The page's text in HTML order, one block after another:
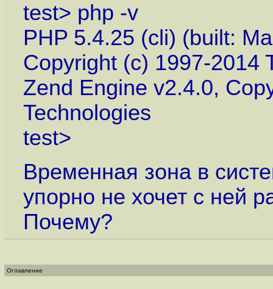
test> php -v
PHP 5.4.25 (cli) (built:
Copyright (c) 1997-2014
Zend Engine v2.4.0,
Technologies
test>
Временная зона в
упорно не хочет с ней
Почему?
Оглавление